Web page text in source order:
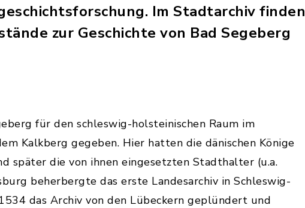
Im Stadtarchiv finden
zur Geschichte von Bad Segeberg
für den schleswig-holsteinischen Raum im
Kalkberg gegeben. Hier hatten die dänischen Könige
später die von ihnen eingesetzten Stadthalter (u.a.
beherbergte das erste Landesarchiv in Schleswig-
das Archiv von den Lübeckern geplündert und